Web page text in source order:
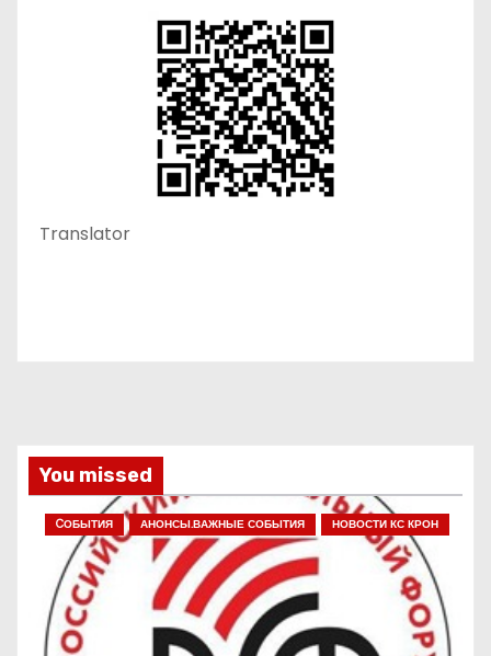
Translator
You missed
CОБЫТИЯ АНОНСЫ.ВАЖНЫЕ СОБЫТИЯ НОВОСТИ КС КРОН